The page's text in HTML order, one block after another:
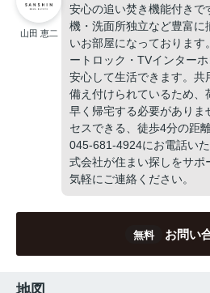
山田 恵二
安心の追い焚き機能付きで
機・洗面所独立など豊富に
いお部屋になっております
ートロック・TVインター
安心して生活できます。
備え付けられているため、
早く帰宅する必要がありま
セスできる、徒歩4分の距
045-681-4924にお電話い
式会社が住まい探しをサポ
気軽にご連絡ください。
無料 お問い